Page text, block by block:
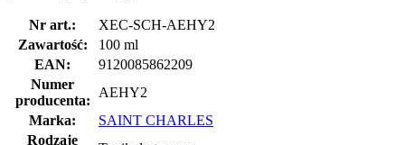
Nr art.:
XEC-SCH-AEHY2
Zawartość:
100 ml
EAN:
9120085862209
Numer
producenta:
AEHY2
Marka:
SAINT CHARLES
Rodzaje